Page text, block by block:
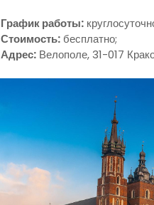
График работы:
Стоимость: бесплатно;
Адрес: Велополе, 31-017